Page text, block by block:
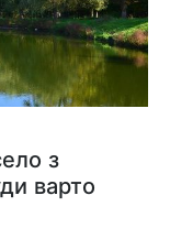
з
варто